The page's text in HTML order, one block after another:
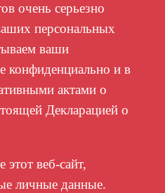
очень серьезно
персональных
ваши
конфиденциально и в
актами о
Декларацией о
этот веб-сайт,
личные данные.